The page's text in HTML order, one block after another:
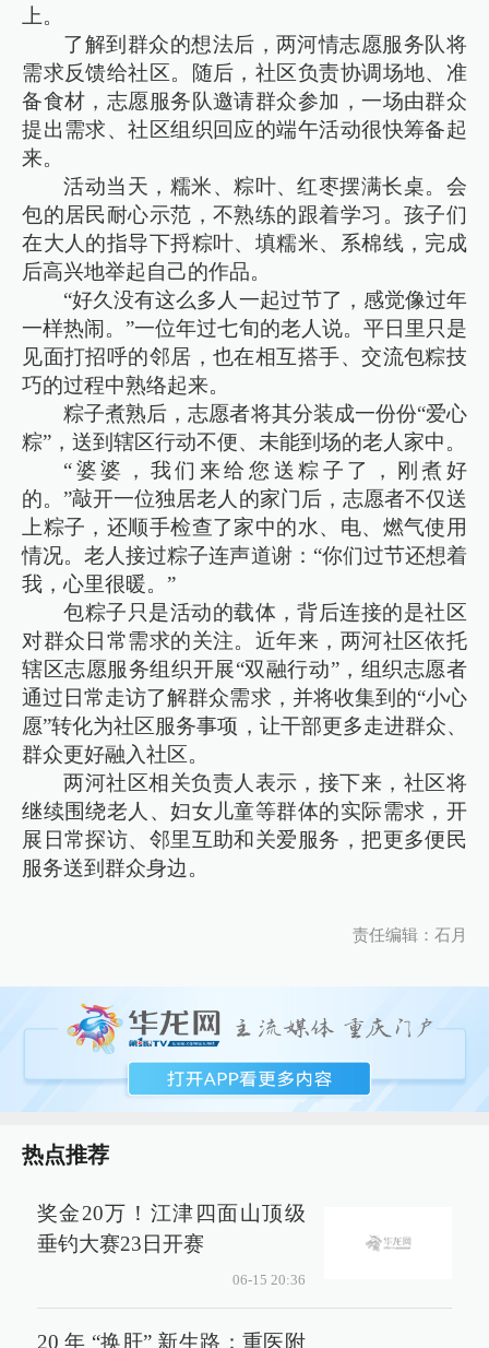
上。
了解到群众的想法后，两河情志愿服务队将
需求反馈给社区。随后，社区负责协调场地、准
备食材，志愿服务队邀请群众参加，一场由群众
提出需求、社区组织回应的端午活动很快筹备起
来。
活动当天，糯米、粽叶、红枣摆满长桌。会
包的居民耐心示范，不熟练的跟着学习。孩子们
在大人的指导下捋粽叶、填糯米、系棉线，完成
后高兴地举起自己的作品。
“好久没有这么多人一起过节了，感觉像过年
一样热闹。”一位年过七旬的老人说。平日里只是
见面打招呼的邻居，也在相互搭手、交流包粽技
巧的过程中熟络起来。
粽子煮熟后，志愿者将其分装成一份份“爱心
粽”，送到辖区行动不便、未能到场的老人家中。
“婆婆，我们来给您送粽子了，刚煮好
的。”敲开一位独居老人的家门后，志愿者不仅送
上粽子，还顺手检查了家中的水、电、燃气使用
情况。老人接过粽子连声道谢：“你们过节还想着
我，心里很暖。”
包粽子只是活动的载体，背后连接的是社区
对群众日常需求的关注。近年来，两河社区依托
辖区志愿服务组织开展“双融行动”，组织志愿者
通过日常走访了解群众需求，并将收集到的“小心
愿”转化为社区服务事项，让干部更多走进群众、
群众更好融入社区。
两河社区相关负责人表示，接下来，社区将
继续围绕老人、妇女儿童等群体的实际需求，开
展日常探访、邻里互助和关爱服务，把更多便民
服务送到群众身边。
责任编辑：石月
热点推荐
奖金20万！江津四面山顶级
垂钓大赛23日开赛
06-15 20:36
20 年 “换肝” 新生路：重医附